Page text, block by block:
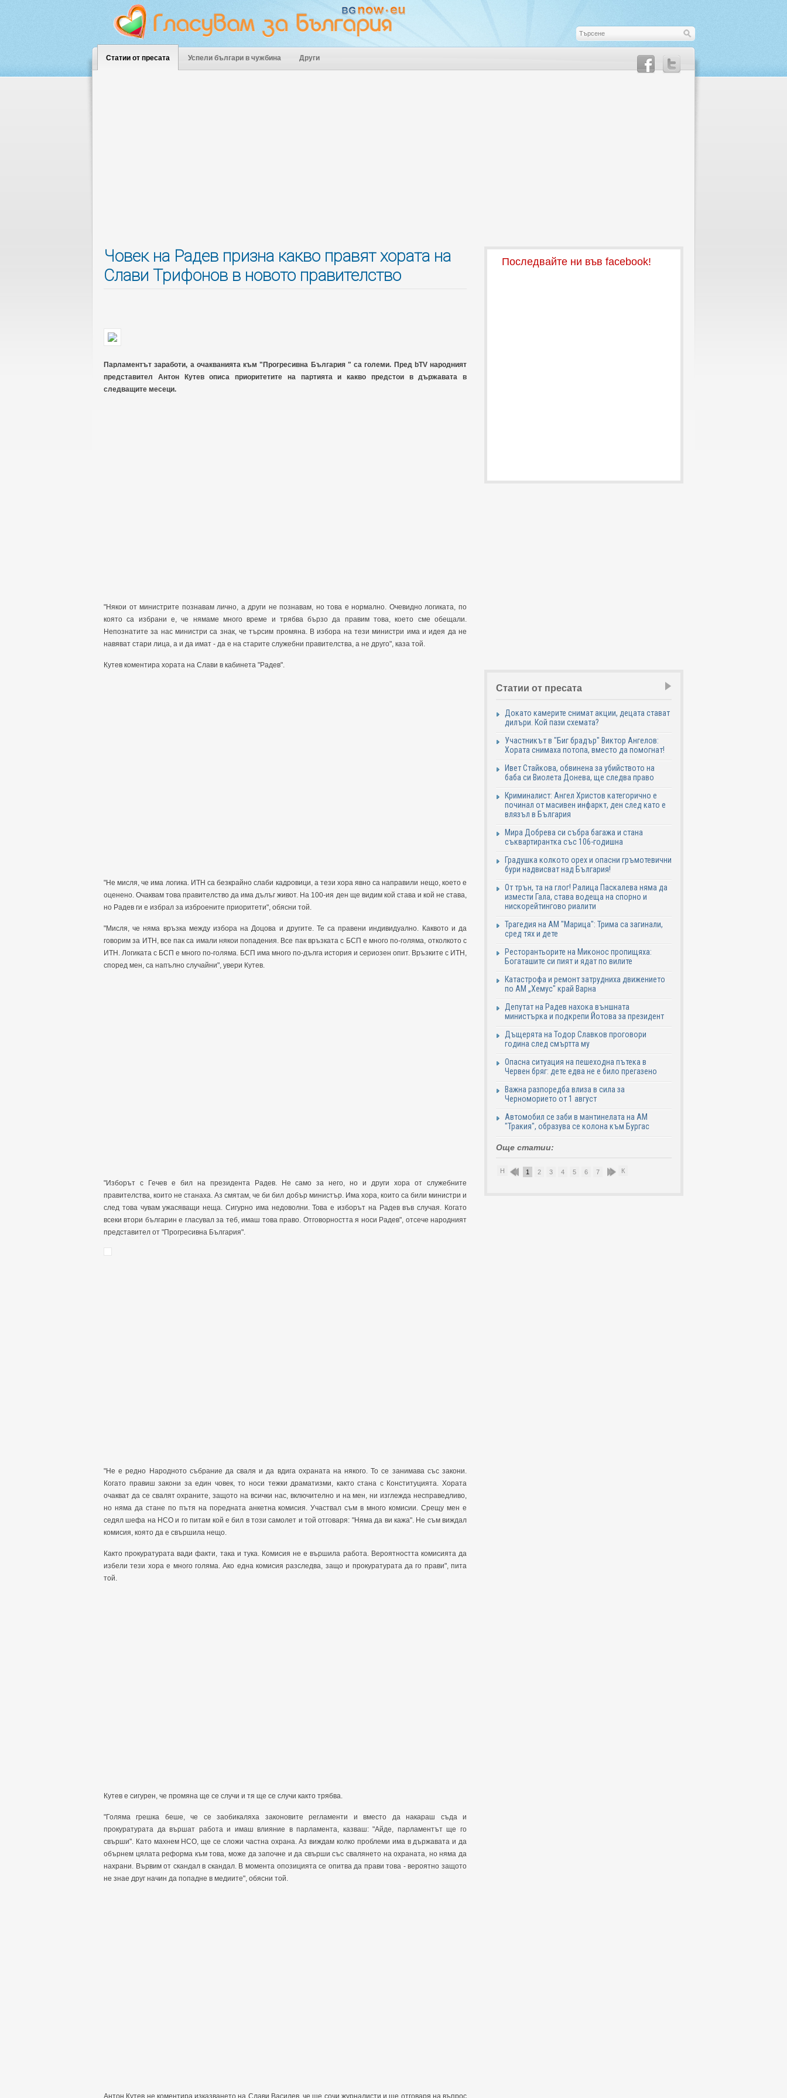
Статии от пресата Успели българи в чужбина Други
Човек на Радев призна какво правят хората на
Слави Трифонов в новото правителство
Парламентът заработи, а очакванията към "Прогресивна България " са големи. Пред bTV народният
представител Антон Кутев описа приоритетите на партията и какво предстои в държавата в
следващите месеци.
"Някои от министрите познавам лично, а други не познавам, но това е нормално. Очевидно логиката, по
която са избрани е, че нямаме много време и трябва бързо да правим това, което сме обещали.
Непознатите за нас министри са знак, че търсим промяна. В избора на тези министри има и идея да не
навяват стари лица, а и да имат - да е на старите служебни правителства, а не друго", каза той.
Кутев коментира хората на Слави в кабинета "Радев".
"Не мисля, че има логика. ИТН са безкрайно слаби кадровици, а тези хора явно са направили нещо, което е
оценено. Очаквам това правителство да има дълъг живот. На 100-ия ден ще видим кой става и кой не става,
но Радев ги е избрал за изброените приоритети", обясни той.
"Мисля, че няма връзка между избора на Доцова и другите. Те са правени индивидуално. Каквото и да
говорим за ИТН, все пак са имали някои попадения. Все пак връзката с БСП е много по-голяма, отколкото с
ИТН. Логиката с БСП е много по-голяма. БСП има много по-дълга история и сериозен опит. Връзките с ИТН,
според мен, са напълно случайни", увери Кутев.
"Изборът с Гечев е бил на президента Радев. Не само за него, но и други хора от служебните
правителства, които не станаха. Аз смятам, че би бил добър министър. Има хора, които са били министри и
след това чувам ужасяващи неща. Сигурно има недоволни. Това е изборът на Радев във случая. Когато
всеки втори българин е гласувал за теб, имаш това право. Отговорността я носи Радев", отсече народният
представител от "Прогресивна България".
"Не е редно Народното събрание да сваля и да вдига охраната на някого. То се занимава със закони.
Когато правиш закони за един човек, то носи тежки драматизми, както стана с Конституцията. Хората
очакват да се свалят охраните, защото на всички нас, включително и на мен, ни изглежда несправедливо,
но няма да стане по пътя на поредната анкетна комисия. Участвал съм в много комисии. Срещу мен е
седял шефа на НСО и го питам кой е бил в този самолет и той отговаря: "Няма да ви кажа". Не съм виждал
комисия, която да е свършила нещо.
Както прокуратурата вади факти, така и тука. Комисия не е вършила работа. Вероятността комисията да
избели тези хора е много голяма. Ако една комисия разследва, защо и прокуратурата да го прави", пита
той.
Кутев е сигурен, че промяна ще се случи и тя ще се случи както трябва.
"Голяма грешка беше, че се заобикаляха законовите регламенти и вместо да накараш съда и
прокуратурата да вършат работа и имаш влияние в парламента, казваш: "Айде, парламентът ще го
свърши". Като махнем НСО, ще се сложи частна охрана. Аз виждам колко проблеми има в държавата и да
обърнем цялата реформа към това, може да започне и да свърши със свалянето на охраната, но няма да
нахрани. Вървим от скандал в скандал. В момента опозицията се опитва да прави това - вероятно защото
не знае друг начин да попадне в медиите", обясни той.
Антон Кутев не коментира изказването на Слави Василев, че ще сочи журналисти и ще отговаря на въпрос
Последвайте ни във facebook!
Статии от пресата
Докато камерите снимат акции, децата стават
дилъри. Кой пази схемата?
Участникът в "Биг брадър" Виктор Ангелов:
Хората снимаха потопа, вместо да помогнат!
Ивет Стайкова, обвинена за убийството на
баба си Виолета Донева, ще следва право
Криминалист: Ангел Христов категорично е
починал от масивен инфаркт, ден след като е
влязъл в България
Мира Добрева си събра багажа и стана
съквартирантка със 106-годишна
Градушка колкото орех и опасни гръмотевични
бури надвисват над България!
От трън, та на глог! Ралица Паскалева няма да
измести Гала, става водеща на спорно и
нискорейтингово риалити
Трагедия на АМ "Марица": Трима са загинали,
сред тях и дете
Ресторантьорите на Миконос пропищяха:
Богаташите си пият и ядат по вилите
Катастрофа и ремонт затрудниха движението
по АМ „Хемус" край Варна
Депутат на Радев нахока външната
министърка и подкрепи Йотова за президент
Дъщерята на Тодор Славков проговори
година след смъртта му
Опасна ситуация на пешеходна пътека в
Червен бряг: дете едва не е било прегазено
Важна разпоредба влиза в сила за
Черноморието от 1 август
Автомобил се заби в мантинелата на АМ
"Тракия", образува се колона към Бургас
Още статии:
Н 1 2 3 4 5 6 7 8 9К